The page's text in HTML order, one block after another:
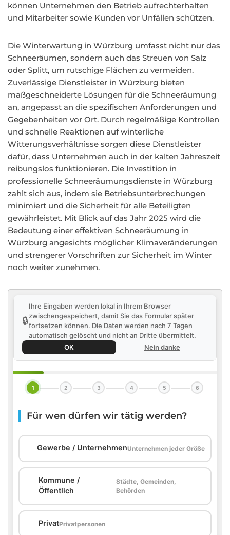
können Unternehmen den Betrieb aufrechterhalten
und Mitarbeiter sowie Kunden vor Unfällen schützen.
Die Winterwartung in Würzburg umfasst nicht nur das
Schneeräumen, sondern auch das Streuen von Salz
oder Splitt, um rutschige Flächen zu vermeiden.
Zuverlässige Dienstleister in Würzburg bieten
maßgeschneiderte Lösungen für die Schneeräumung
an, angepasst an die spezifischen Anforderungen und
Gegebenheiten vor Ort. Durch regelmäßige Kontrollen
und schnelle Reaktionen auf winterliche
Witterungsverhältnisse sorgen diese Dienstleister
dafür, dass Unternehmen auch in der kalten Jahreszeit
reibungslos funktionieren. Die Investition in
professionelle Schneeräumungsdienste in Würzburg
zahlt sich aus, indem sie Betriebsunterbrechungen
minimiert und die Sicherheit für alle Beteiligten
gewährleistet. Mit Blick auf das Jahr 2025 wird die
Bedeutung einer effektiven Schneeräumung in
Würzburg angesichts möglicher Klimaveränderungen
und strengerer Vorschriften zur Sicherheit im Winter
noch weiter zunehmen.
🔒
Ihre Eingaben werden lokal in Ihrem Browser
zwischengespeichert, damit Sie das Formular später
fortsetzen können. Die Daten werden nach 7 Tagen
automatisch gelöscht und nicht an Dritte übermittelt.
OK
Nein danke
1 2 3 4 5 6
Für wen dürfen wir tätig werden?
Gewerbe / UnternehmenUnternehmen jeder Größe
Kommune /
Öffentlich
Städte, Gemeinden,
Behörden
PrivatPrivatpersonen